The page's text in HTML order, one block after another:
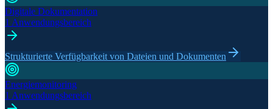
Digitale Dokumentation
1 Anwendungsbereich
Strukturierte Verfügbarkeit von Dateien und Dokumenten
Energiemonitoring
1 Anwendungsbereich